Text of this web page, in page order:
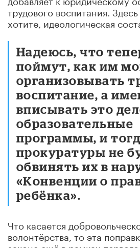
трудового воспитания.
хотите, идеологическая
Надеюсь, что
поймут, как им
организовывать
воспитание, а
вписывать это
образовательные
программы, и
прокуратуры не
обвинять их в
«Конвенции о
ребёнка».
Что касается
волонтёрства, то эта